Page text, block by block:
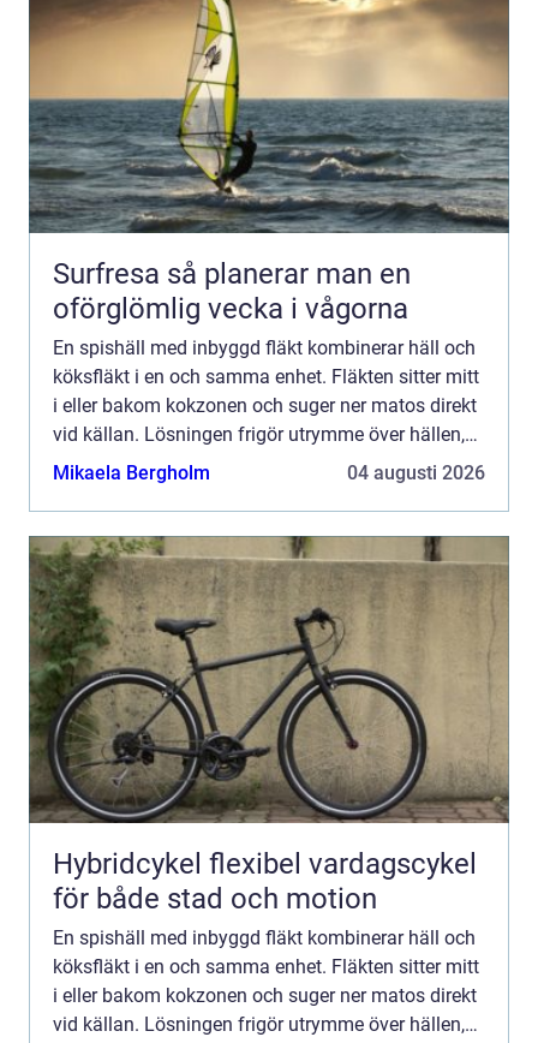
Surfresa så planerar man en
oförglömlig vecka i vågorna
En spishäll med inbyggd fläkt kombinerar häll och
köksfläkt i en och samma enhet. Fläkten sitter mitt
i eller bakom kokzonen och suger ner matos direkt
vid källan. Lösningen frigör utrymme över hällen,
minskar behovet av en stor takfläkt och skapar e...
Mikaela Bergholm 04 augusti 2026
Hybridcykel flexibel vardagscykel
för både stad och motion
En spishäll med inbyggd fläkt kombinerar häll och
köksfläkt i en och samma enhet. Fläkten sitter mitt
i eller bakom kokzonen och suger ner matos direkt
vid källan. Lösningen frigör utrymme över hällen,